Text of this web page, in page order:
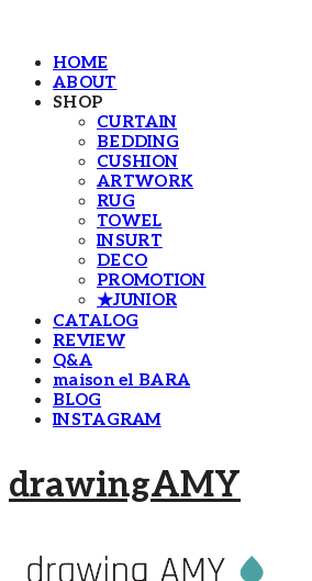
HOME
ABOUT
SHOP
CURTAIN
BEDDING
CUSHION
ARTWORK
RUG
TOWEL
INSURT
DECO
PROMOTION
★JUNIOR
CATALOG
REVIEW
Q&A
maison el BARA
BLOG
INSTAGRAM
drawingAMY